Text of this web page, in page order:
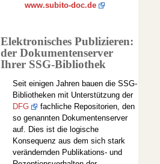
www.subito-doc.de
Elektronisches Publizieren:
der Dokumentenserver
Ihrer SSG-Bibliothek
Seit einigen Jahren bauen die SSG-
Bibliotheken mit Unterstützung der
DFG
fachliche Repositorien, den
so genannten Dokumentenserver
auf. Dies ist die logische
Konsequenz aus dem sich stark
verändernden Publikations- und